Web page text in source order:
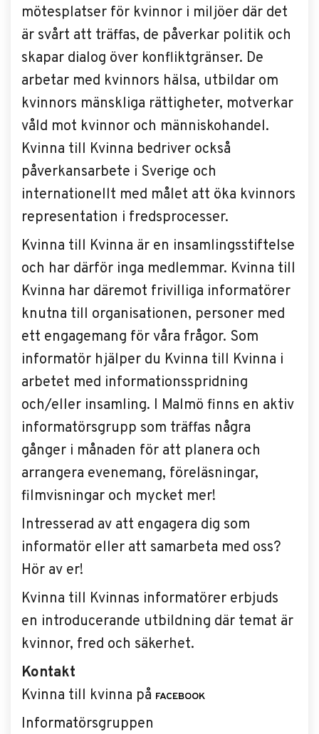
mötesplatser för kvinnor i miljöer där det
är svårt att träffas, de påverkar politik och
skapar dialog över konfliktgränser. De
arbetar med kvinnors hälsa, utbildar om
kvinnors mänskliga rättigheter, motverkar
våld mot kvinnor och människohandel.
Kvinna till Kvinna bedriver också
påverkansarbete i Sverige och
internationellt med målet att öka kvinnors
representation i fredsprocesser.
Kvinna till Kvinna är en insamlingsstiftelse
och har därför inga medlemmar. Kvinna till
Kvinna har däremot frivilliga informatörer
knutna till organisationen, personer med
ett engagemang för våra frågor. Som
informatör hjälper du Kvinna till Kvinna i
arbetet med informationsspridning
och/eller insamling. I Malmö finns en aktiv
informatörsgrupp som träffas några
gånger i månaden för att planera och
arrangera evenemang, föreläsningar,
filmvisningar och mycket mer!
Intresserad av att engagera dig som
informatör eller att samarbeta med oss?
Hör av er!
Kvinna till Kvinnas informatörer erbjuds
en introducerande utbildning där temat är
kvinnor, fred och säkerhet.
Kontakt
Kvinna till kvinna på FACEBOOK
Informatörsgruppen